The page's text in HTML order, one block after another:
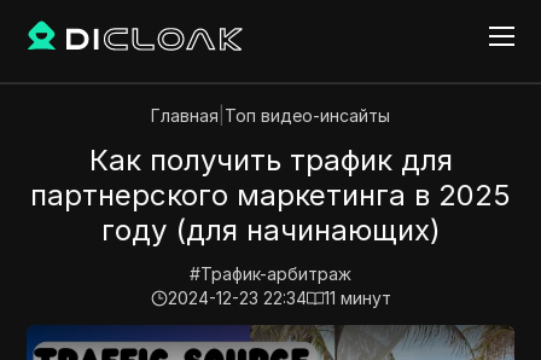
Главная Топ видео-инсайты
Как получить трафик для
партнерского маркетинга в 2025
году (для начинающих)
#Трафик-арбитраж
2024-12-23 22:34
11 минут
Play Video:Как получить трафик для